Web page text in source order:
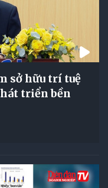
sở hữu trí tuệ
triển bền